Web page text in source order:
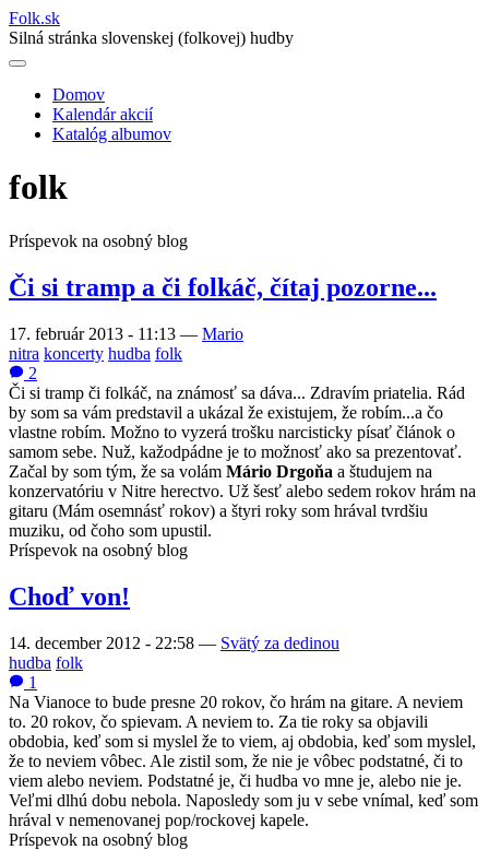
Folk.sk
Silná stránka slovenskej (folkovej) hudby
Main
navigation
Domov
Kalendár akcií
Katalóg albumov
folk
Príspevok na osobný blog
Či si tramp a či folkáč, čítaj pozorne...
17. február 2013 - 11:13 — Mario
nitra koncerty hudba folk
2
Či si tramp či folkáč, na známosť sa dáva... Zdravím priatelia. Rád
by som sa vám predstavil a ukázal že existujem, že robím...a čo
vlastne robím. Možno to vyzerá trošku narcisticky písať článok o
samom sebe. Nuž, kažodpádne je to možnosť ako sa prezentovať.
Začal by som tým, že sa volám Mário Drgoňa a študujem na
konzervatóriu v Nitre herectvo. Už šesť alebo sedem rokov hrám na
gitaru (Mám osemnásť rokov) a štyri roky som hrával tvrdšiu
muziku, od čoho som upustil.
Príspevok na osobný blog
Choď von!
14. december 2012 - 22:58 — Svätý za dedinou
hudba folk
1
Na Vianoce to bude presne 20 rokov, čo hrám na gitare. A neviem
to. 20 rokov, čo spievam. A neviem to. Za tie roky sa objavili
obdobia, keď som si myslel že to viem, aj obdobia, keď som myslel,
že to neviem vôbec. Ale zistil som, že nie je vôbec podstatné, či to
viem alebo neviem. Podstatné je, či hudba vo mne je, alebo nie je.
Veľmi dlhú dobu nebola. Naposledy som ju v sebe vnímal, keď som
hrával v nemenovanej pop/rockovej kapele.
Príspevok na osobný blog